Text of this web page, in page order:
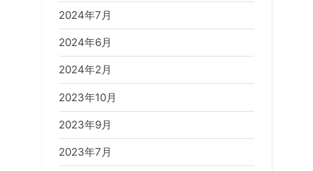
2024年7月
2024年6月
2024年2月
2023年10月
2023年9月
2023年7月